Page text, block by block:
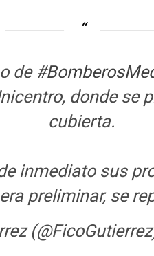
de
donde se
cubierta.
inmediato sus
preliminar, se